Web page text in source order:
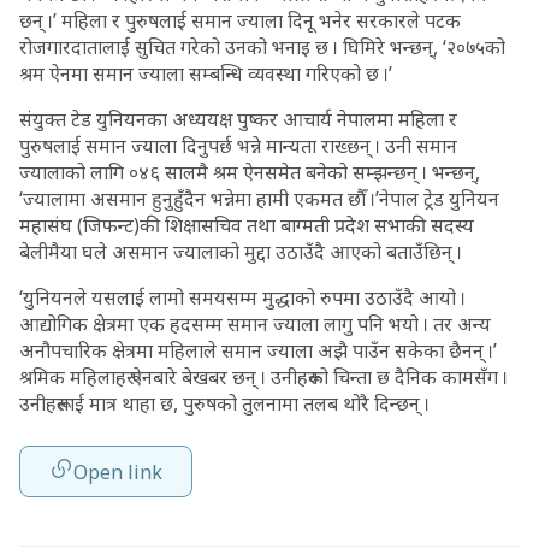
छन् ।’ महिला र पुरुषलाई समान ज्याला दिनू भनेर सरकारले पटक
रोजगारदातालाई सुचित गरेको उनको भनाइ छ । घिमिरे भन्छन्, ‘२०७५को
श्रम ऐनमा समान ज्याला सम्बन्धि व्यवस्था गरिएको छ ।’
संयुक्त टेड युनियनका अध्ययक्ष पुष्कर आचार्य नेपालमा महिला र
पुरुषलाई समान ज्याला दिनुपर्छ भन्ने मान्यता राख्छन् । उनी समान
ज्यालाको लागि ०४६ सालमै श्रम ऐनसमेत बनेको सम्झन्छन् । भन्छन्,
‘ज्यालामा असमान हुनुहुँदैन भन्नेमा हामी एकमत छौँ ।’नेपाल ट्रेड युनियन
महासंघ (जिफन्ट)की शिक्षासचिव तथा बाग्मती प्रदेश सभाकी सदस्य
बेलीमैया घले असमान ज्यालाको मुद्दा उठाउँदै आएको बताउँछिन् ।
‘युनियनले यसलाई लामो समयसम्म मुद्धाको रुपमा उठाउँदै आयो ।
आद्योगिक क्षेत्रमा एक हदसम्म समान ज्याला लागु पनि भयो । तर अन्य
अनौपचारिक क्षेत्रमा महिलाले समान ज्याला अझै पाउँन सकेका छैनन् ।’
श्रमिक महिलाहरू ऐनबारे बेखबर छन् । उनीहरूको चिन्ता छ दैनिक कामसँग ।
उनीहरूलाई मात्र थाहा छ, पुरुषको तुलनामा तलब थोरै दिन्छन् ।
Open link